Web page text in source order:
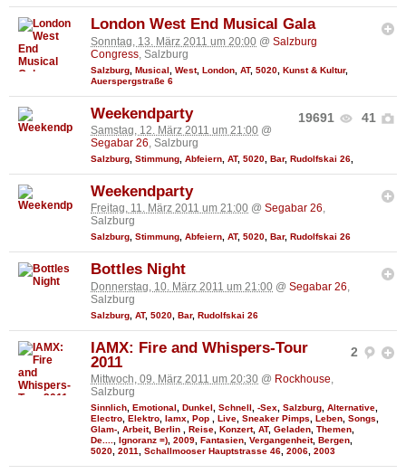
London West End Musical Gala
Sonntag, 13. März 2011 um 20:00 @ Salzburg
Congress , Salzburg
Salzburg Musical West, London AT, 5020 Kunst & Kultur,
Auerspergstraße 6
19691 41
Weekendparty
Samstag, 12. März 2011 um 21:00 @
Segabar 26, Salzburg
Salzburg Stimmung Abfeiern AT, 5020 Bar, Rudolfskai 26
Weekendparty
Freitag, 11. März 2011 um 21:00 @ Segabar 26,
Salzburg
Salzburg, Stimmung, Abfeiern, AT, 5020, Bar, Rudolfskai 26
Bottles Night
Donnerstag, 10. März 2011 um 21:00 @ Segabar 26,
Salzburg
Salzburg AT, 5020 Bar, Rudolfskai 26
2
IAMX: Fire and Whispers-Tour
2011
Mittwoch, 09. März 2011 um 20:30 @ Rockhouse,
Salzburg
Sinnlich, Emotional, Dunkel, Schnell, -Sex, Salzburg, Alternative,
Electro, Elektro, Iamx, Pop , Live, Sneaker Pimps, Leben, Songs,
Glam-, Arbeit, Berlin , Reise, Konzert, AT, Geladen, Themen,
De...., Ignoranz =), 2009, Fantasien, Vergangenheit, Bergen,
5020, 2011, Schallmooser Hauptstrasse 46, 2006, 2003